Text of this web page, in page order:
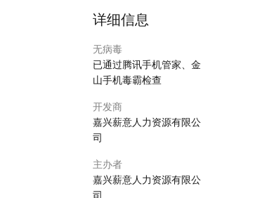
详细信息
无病毒
已通过腾讯手机管家、金
山手机毒霸检查
开发商
嘉兴薪意人力资源有限公
司
主办者
嘉兴薪意人力资源有限公
司